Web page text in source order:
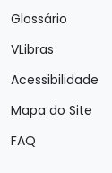
Glossário
VLibras
Acessibilidade
Mapa do Site
FAQ